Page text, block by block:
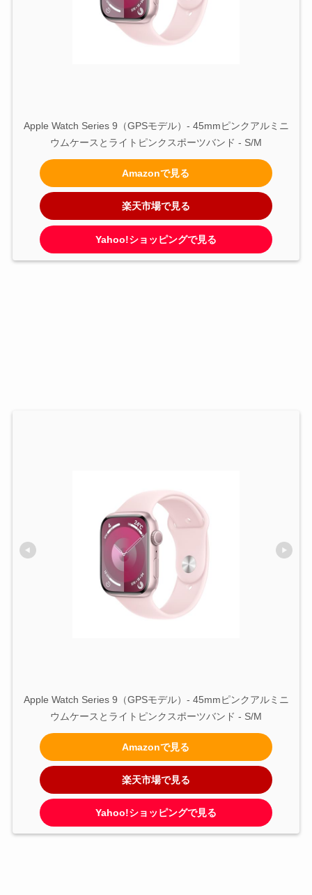
Apple Watch Series 9（GPSモデル）- 45mmピンクアルミニ
ウムケースとライトピンクスポーツバンド - S/M
Amazonで見る
楽天市場で見る
Yahoo!ショッピングで見る
Apple Watch Series 9（GPSモデル）- 45mmピンクアルミニ
ウムケースとライトピンクスポーツバンド - S/M
Amazonで見る
楽天市場で見る
Yahoo!ショッピングで見る